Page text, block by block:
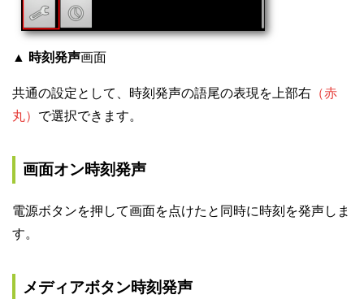
▲ 時刻発声画面
共通の設定として、時刻発声の語尾の表現を上部右 （赤
丸） で選択できます。
画面オン時刻発声
電源ボタンを押して画面を点けたと同時に時刻を発声しま
す。
メディアボタン時刻発声